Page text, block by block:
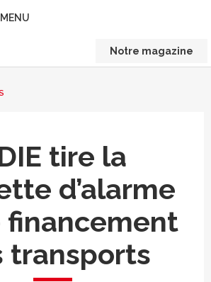
MENU
Notre magazine
tire la
d’alarme
financement
transports